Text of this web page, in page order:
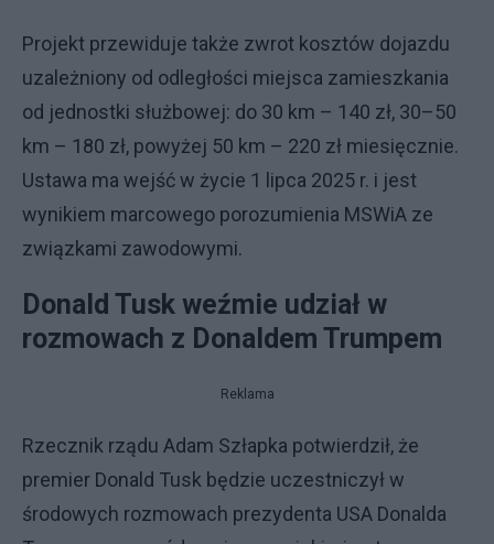
Projekt przewiduje także zwrot kosztów dojazdu
uzależniony od odległości miejsca zamieszkania
od jednostki służbowej: do 30 km – 140 zł, 30–50
km – 180 zł, powyżej 50 km – 220 zł miesięcznie.
Ustawa ma wejść w życie 1 lipca 2025 r. i jest
wynikiem marcowego porozumienia MSWiA ze
związkami zawodowymi.
Donald Tusk weźmie udział w
rozmowach z Donaldem Trumpem
Reklama
Rzecznik rządu Adam Szłapka potwierdził, że
premier Donald Tusk będzie uczestniczył w
środowych rozmowach prezydenta USA Donalda